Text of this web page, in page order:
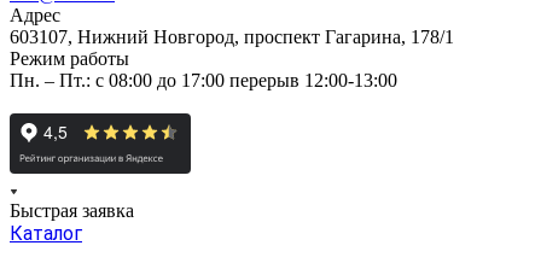
Адрес
603107, Нижний Новгород, проспект Гагарина, 178/1
Режим работы
Пн. – Пт.: с 08:00 до 17:00 перерыв 12:00-13:00
Быстрая заявка
Каталог